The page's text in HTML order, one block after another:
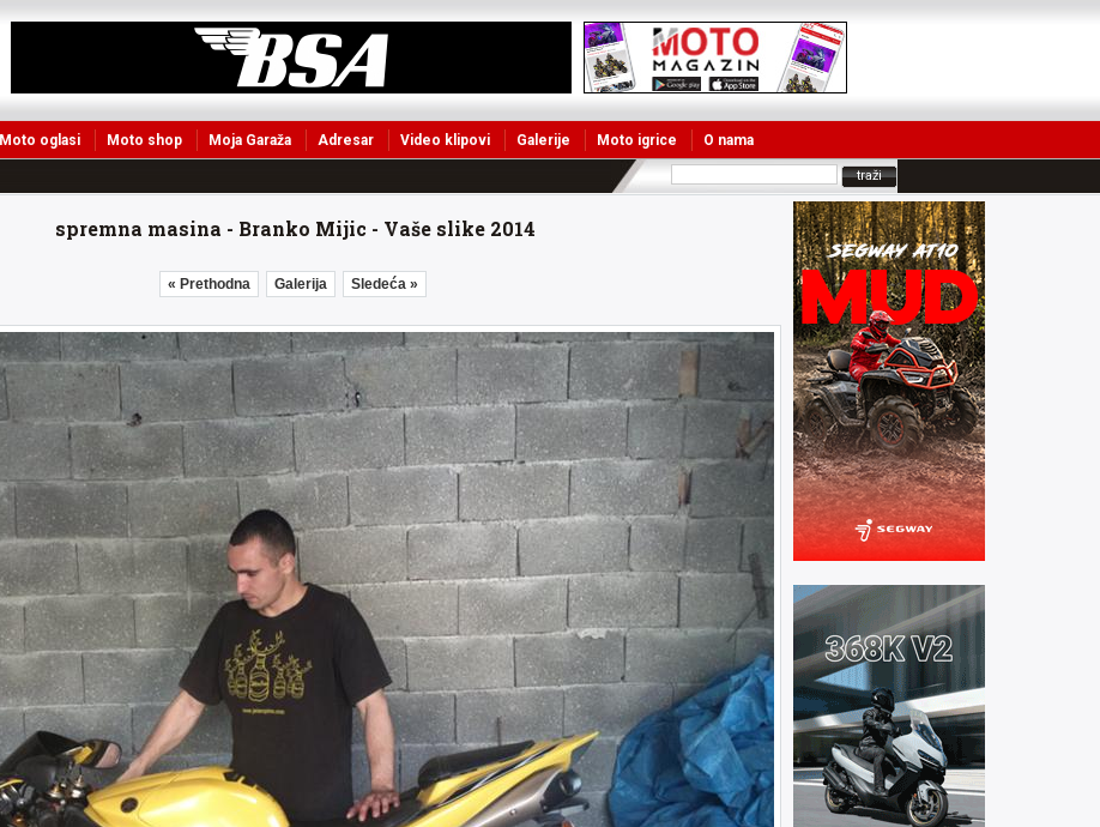
Moto oglasi Moto shop Moja Garaža Adresar Video klipovi Galerije Moto igrice O nama
spremna masina - Branko Mijic - Vaše slike 2014
« Prethodna Galerija Sledeća »